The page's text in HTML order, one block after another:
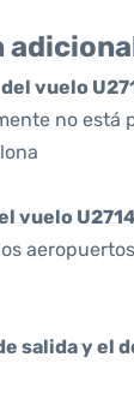
vuelo
no está
vuelo
salida y el